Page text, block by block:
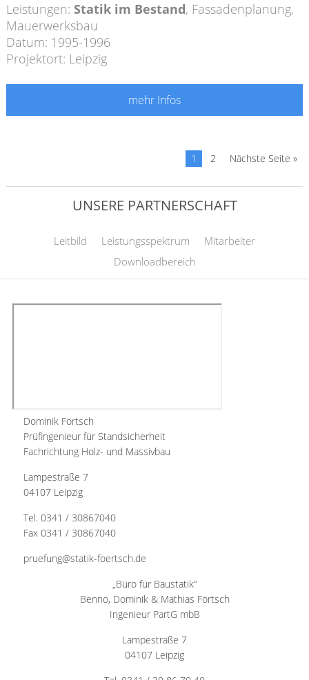
Leistungen: Statik im Bestand, Fassadenplanung,
Mauerwerksbau
Datum: 1995-1996
Projektort: Leipzig
mehr Infos
1 2 Nächste Seite »
UNSERE PARTNERSCHAFT
Leitbild Leistungsspektrum
Mitarbeiter
Downloadbereich
Dominik Förtsch
Prüfingenieur für Standsicherheit
Fachrichtung Holz- und Massivbau
Lampestraße 7
04107 Leipzig
Tel. 0341 / 30867040
Fax 0341 / 30867040
pruefung@statik-foertsch.de
„Büro für Baustatik“
Benno, Dominik & Mathias Förtsch
Ingenieur PartG mbB
Lampestraße 7
04107 Leipzig